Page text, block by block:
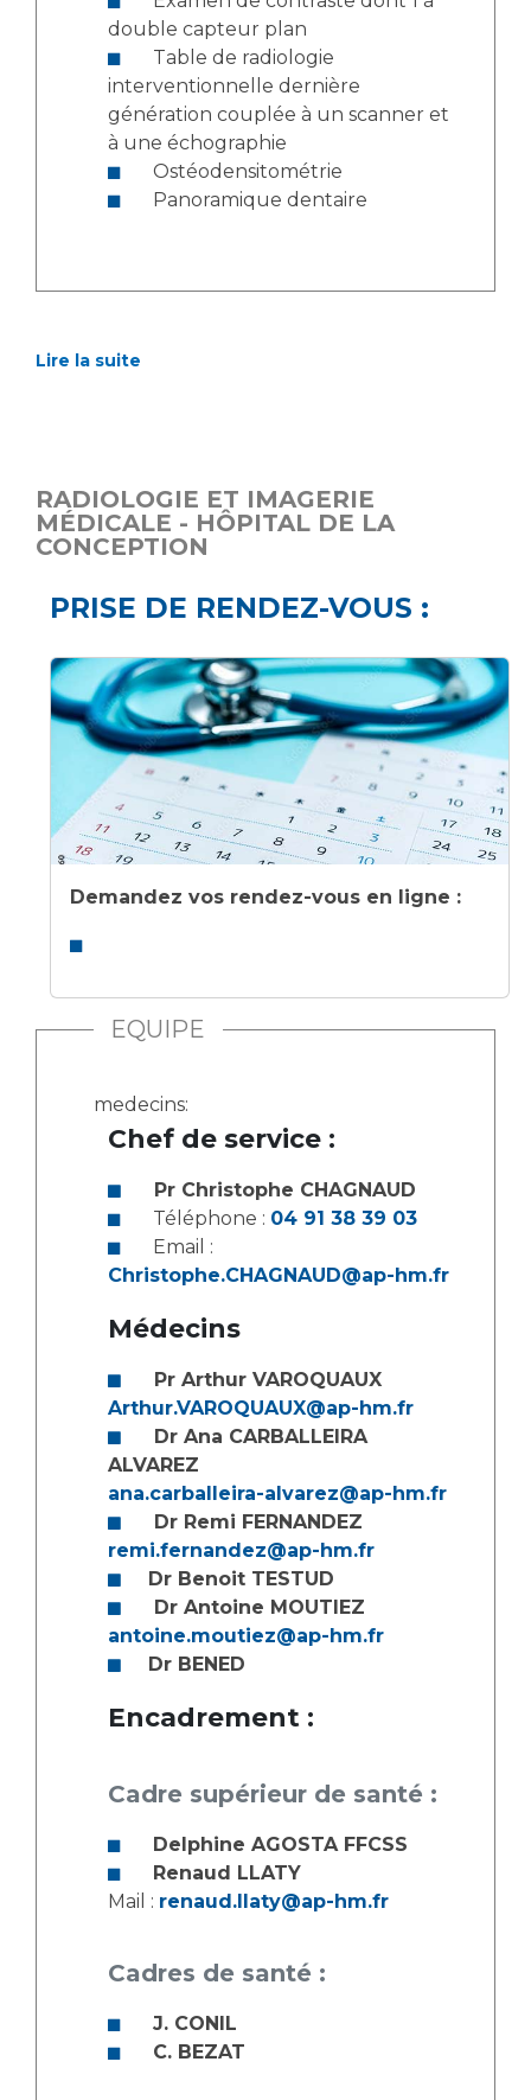
double capteur plan
interventionnelle dernière
génération couplée à un scanner et
à une échographie
Ostéodensitométrie
Panoramique dentaire
Lire la suite
RADIOLOGIE ET IMAGERIE
MÉDICALE - HÔPITAL DE LA
CONCEPTION
PRISE DE RENDEZ-VOUS :
Demandez vos rendez-vous en ligne :
EQUIPE
medecins:
Chef de service :
Pr Christophe CHAGNAUD
Téléphone : 04 91 38 39 03
Email :
Christophe.CHAGNAUD@ap-hm.fr
Médecins
Pr Arthur VAROQUAUX
Arthur.VAROQUAUX@ap-hm.fr
ALVAREZ
ana.carballeira-alvarez@ap-hm.fr
Dr Remi FERNANDEZ
remi.fernandez@ap-hm.fr
Dr Benoit TESTUD
Dr Antoine MOUTIEZ
antoine.moutiez@ap-hm.fr
Dr BENED
Encadrement :
Cadre supérieur de santé :
Delphine AGOSTA FFCSS
Renaud LLATY
Mail : renaud.llaty@ap-hm.fr
Cadres de santé :
J. CONIL
C. BEZAT